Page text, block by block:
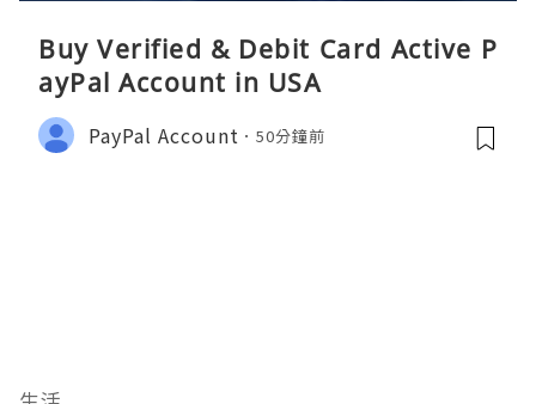
Buy Verified & Debit Card Active P
ayPal Account in USA
PayPal Account 50分鐘前